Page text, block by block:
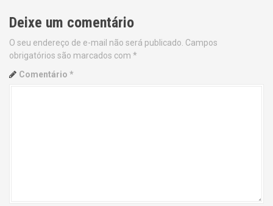
t
n
a
Deixe um comentário
O seu endereço de e-mail não será publicado. Campos
obrigatórios são marcados com *
Comentário *